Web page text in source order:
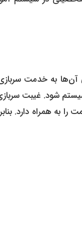
شود. غیبت
به همراه دارد.